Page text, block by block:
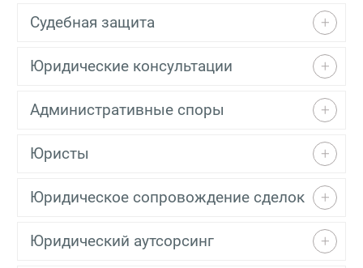
Судебная защита
Юридические консультации
Административные споры
Юристы
Юридическое сопровождение сделок
Юридический аутсорсинг